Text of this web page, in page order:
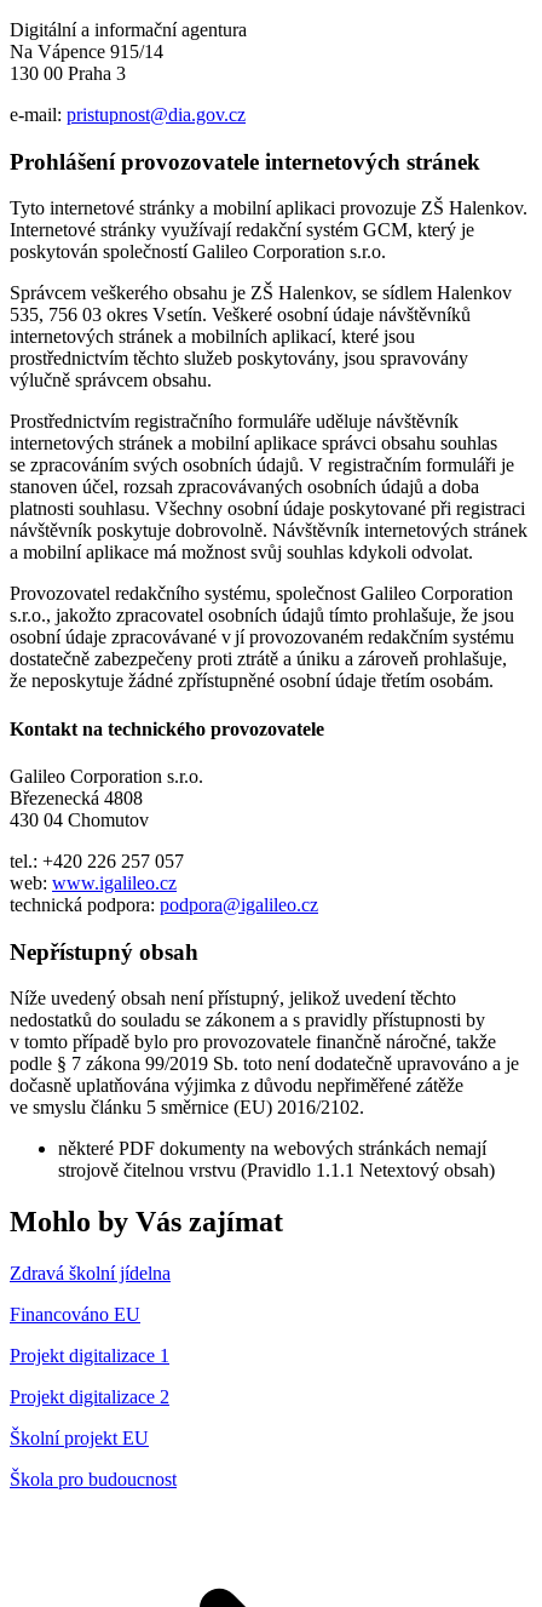
Digitální a informační agentura
Na Vápence 915/14
130 00 Praha 3
e-mail: pristupnost@dia.gov.cz
Prohlášení provozovatele internetových stránek
Tyto internetové stránky a mobilní aplikaci provozuje ZŠ Halenkov.
Internetové stránky využívají redakční systém GCM, který je
poskytován společností Galileo Corporation s.r.o.
Správcem veškerého obsahu je ZŠ Halenkov, se sídlem Halenkov
535, 756 03 okres Vsetín. Veškeré osobní údaje návštěvníků
internetových stránek a mobilních aplikací, které jsou
prostřednictvím těchto služeb poskytovány, jsou spravovány
výlučně správcem obsahu.
Prostřednictvím registračního formuláře uděluje návštěvník
internetových stránek a mobilní aplikace správci obsahu souhlas
se zpracováním svých osobních údajů. V registračním formuláři je
stanoven účel, rozsah zpracovávaných osobních údajů a doba
platnosti souhlasu. Všechny osobní údaje poskytované při registraci
návštěvník poskytuje dobrovolně. Návštěvník internetových stránek
a mobilní aplikace má možnost svůj souhlas kdykoli odvolat.
Provozovatel redakčního systému, společnost Galileo Corporation
s.r.o., jakožto zpracovatel osobních údajů tímto prohlašuje, že jsou
osobní údaje zpracovávané v jí provozovaném redakčním systému
dostatečně zabezpečeny proti ztrátě a úniku a zároveň prohlašuje,
že neposkytuje žádné zpřístupněné osobní údaje třetím osobám.
Kontakt na technického provozovatele
Galileo Corporation s.r.o.
Březenecká 4808
430 04 Chomutov
tel.: +420 226 257 057
web: www.igalileo.cz
technická podpora: podpora@igalileo.cz
Nepřístupný obsah
Níže uvedený obsah není přístupný, jelikož uvedení těchto
nedostatků do souladu se zákonem a s pravidly přístupnosti by
v tomto případě bylo pro provozovatele finančně náročné, takže
podle § 7 zákona 99/2019 Sb. toto není dodatečně upravováno a je
dočasně uplatňována výjimka z důvodu nepřiměřené zátěže
ve smyslu článku 5 směrnice (EU) 2016/2102.
některé PDF dokumenty na webových stránkách nemají
strojově čitelnou vrstvu (Pravidlo 1.1.1 Netextový obsah)
Mohlo by Vás zajímat
Zdravá školní jídelna
Financováno EU
Projekt digitalizace 1
Projekt digitalizace 2
Školní projekt EU
Škola pro budoucnost